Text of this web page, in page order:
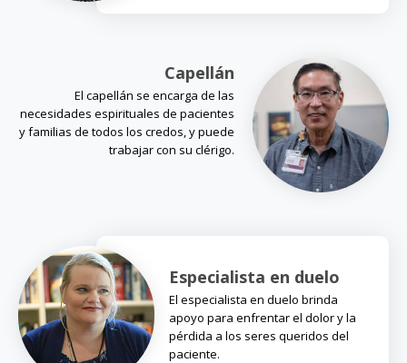
Capellán
El capellán se encarga de las
necesidades espirituales de pacientes
y familias de todos los credos, y puede
trabajar con su clérigo.
Especialista en duelo
El especialista en duelo brinda
apoyo para enfrentar el dolor y la
pérdida a los seres queridos del
paciente.